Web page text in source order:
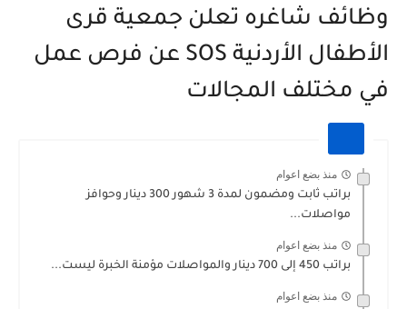
وظائف شاغره تعلن جمعية قرى
الأطفال الأردنية SOS عن فرص عمل
في مختلف المجالات
منذ بضع اعوام
براتب ثابت ومضمون لمدة 3 شهور 300 دينار وحوافز
مواصلات...
منذ بضع اعوام
براتب 450 إلى 700 دينار والمواصلات مؤمنة الخبرة ليست...
منذ بضع اعوام